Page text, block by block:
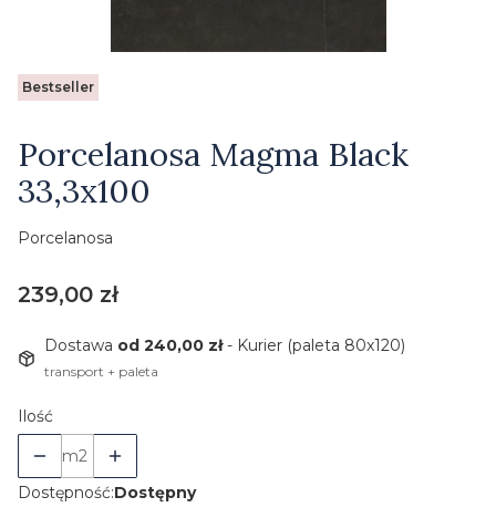
Etykiety
Bestseller
Porcelanosa Magma Black
33,3x100
Porcelanosa
Cena
239,00 zł
Dostawa od 240,00 zł- Kurier (paleta 80x120)
transport + paleta
Ilość
m2
Dostępność:Dostępny